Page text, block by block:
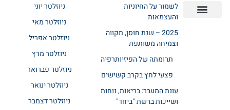
לשמור על החיוניות
והעצמאות
2025 – שנת חוסן, תקווה
וצמיחה משותפת
תרומתה של הפיזיותרפיה
פצעי לחץ בקרב קשישים
עונת המעבר: בריאות, נוחות
ושייכות ברשת "ביחד"
ניוזלטר יוני
ניוזלטר מאי
ניוזלטר אפריל
ניוזלטר מרץ
ניוזלטר פברואר
ניוזלטר ינואר
ניוזלטר דצמבר